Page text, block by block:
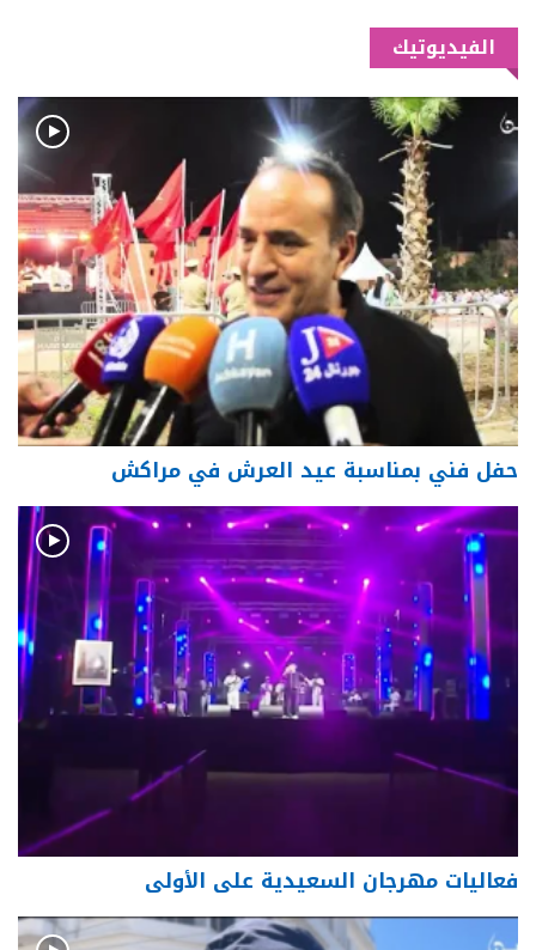
الفيديوتيك
حفل فني بمناسبة عيد العرش في مراكش
فعاليات مهرجان السعيدية على الأولى